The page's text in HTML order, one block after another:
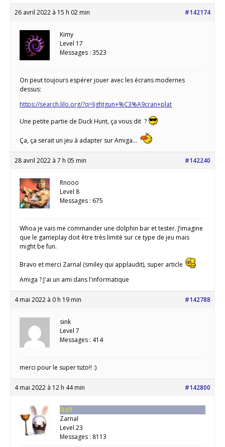
26 avril 2022 à 15 h 02 min #142174
Kimy
Level 17
Messages : 3523
On peut toujours espérer jouer avec les écrans modernes
dessus:
https://search.lilo.org/?q=lightgun+%C3%A9cran+plat
Une petite partie de Duck Hunt, ça vous dit ?
Ça, ça serait un jeu à adapter sur Amiga…
28 avril 2022 à 7 h 05 min #142240
Rnooo
Level 8
Messages : 675
Whoa je vais me commander une dolphin bar et tester. J’imagine
que le gameplay doit être très limité sur ce type de jeu mais
might be fun.
Bravo et merci Zarnal (smiley qui applaudit), super article
Amiga ? J'ai un ami dans l'informatique
4 mai 2022 à 0 h 19 min #142788
sink
Level 7
Messages : 414
merci pour le super tuto!! :)
4 mai 2022 à 12 h 44 min #142800
Staff
Zarnal
Level 23
Messages : 8113